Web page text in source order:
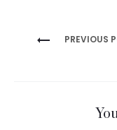
PREVIOUS